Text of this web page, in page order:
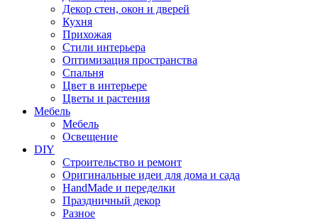
Декор стен, окон и дверей
Кухня
Прихожая
Стили интерьера
Оптимизация пространства
Спальня
Цвет в интерьере
Цветы и растения
Мебель
Мебель
Освещение
DIY
Строительство и ремонт
Оригинальные идеи для дома и сада
HandMade и переделки
Праздничный декор
Разное